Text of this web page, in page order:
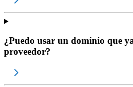
¿Puedo usar un dominio que
proveedor?